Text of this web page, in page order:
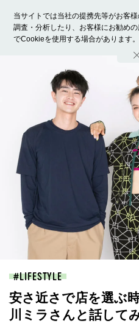
当サイトでは当社の提携先等がお客
調査・分析したり、お客様にお勧め
でCookieを使用する場合があります。
ホーム モデル募集 ランキ
LIFESTYLE
安さ近さで店を選ぶ
川ミラさんと話して